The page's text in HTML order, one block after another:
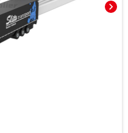
chevron_right